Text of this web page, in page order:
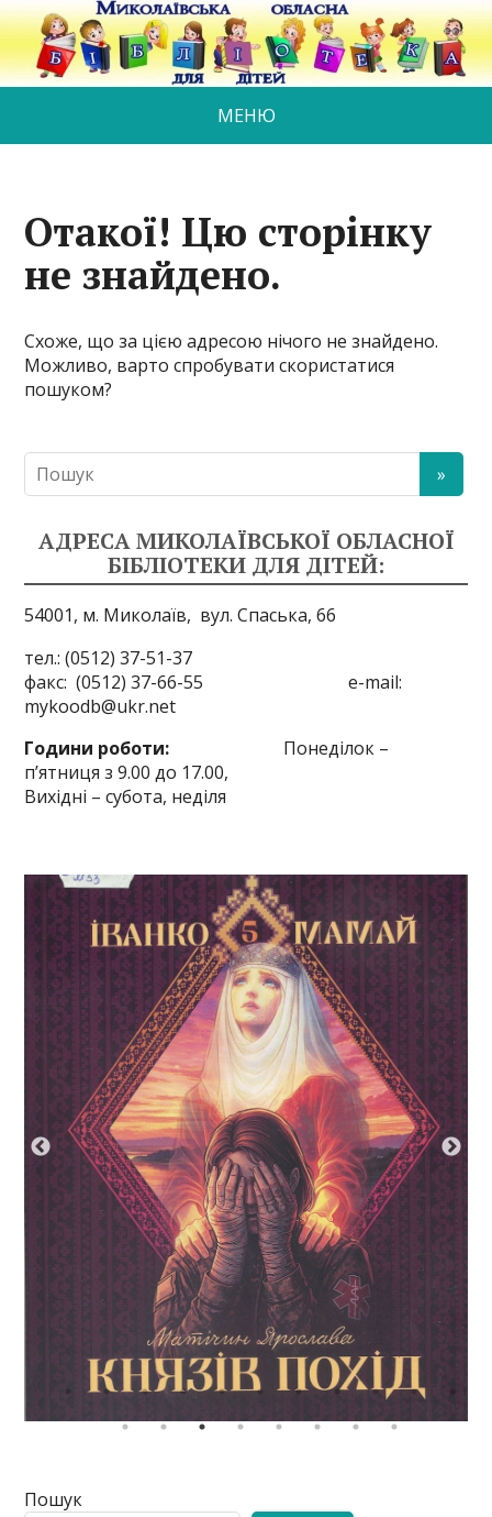
МЕНЮ
Отакої! Цю сторінку
не знайдено.
Схоже, що за цією адресою нічого не знайдено.
Можливо, варто спробувати скористатися
пошуком?
АДРЕСА МИКОЛАЇВСЬКОЇ ОБЛАСНОЇ
БІБЛІОТЕКИ ДЛЯ ДІТЕЙ:
54001, м. Миколаїв, вул. Спаська, 66
тел.: (0512) 37-51-37
факс: (0512) 37-66-55 e-mail:
mykoodb@ukr.net
Години роботи: Понеділок –
п’ятниця з 9.00 до 17.00,
Вихідні – субота, неділя
Пошук